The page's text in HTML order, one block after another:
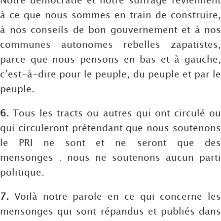
à ce que nous sommes en train de construire,
à nos conseils de bon gouvernement et à nos
communes autonomes rebelles zapatistes,
parce que nous pensons en bas et à gauche,
c’est-à-dire pour le peuple, du peuple et par le
peuple.
6. Tous les tracts ou autres qui ont circulé ou
qui circuleront prétendant que nous soutenons
le PRI ne sont et ne seront que des
mensonges : nous ne soutenons aucun parti
politique.
7. Voilà notre parole en ce qui concerne les
mensonges qui sont répandus et publiés dans